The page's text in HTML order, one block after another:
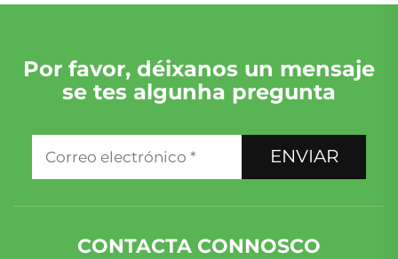
Por favor, déixanos un mensaje
se tes algunha pregunta
ENVIAR
CONTACTA CONNOSCO